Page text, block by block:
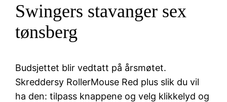
Swingers stavanger sex
tønsberg
Budsjettet blir vedtatt på årsmøtet.
Skreddersy RollerMouse Red plus slik du vil
ha den: tilpass knappene og velg klikkelyd og